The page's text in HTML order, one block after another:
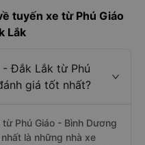
tuyến xe từ Phú Giáo
Lắk
- Đắk Lắk từ Phú
giá tốt nhất?
Phú Giáo - Bình Dương
là những nhà xe